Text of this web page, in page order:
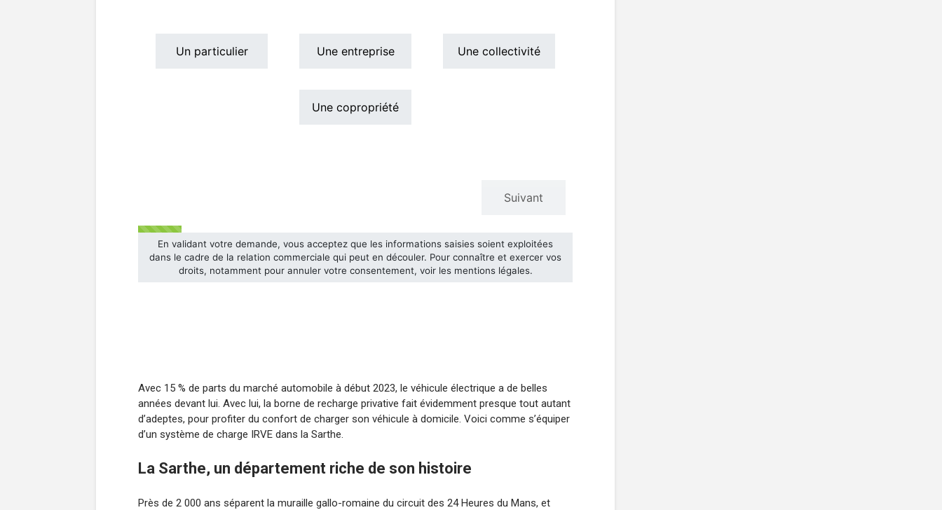
Avec 15 % de parts du marché automobile à début 2023, le véhicule électrique a de belles
années devant lui. Avec lui, la borne de recharge privative fait évidemment presque tout autant
d’adeptes, pour profiter du confort de charger son véhicule à domicile. Voici comme s’équiper
d’un système de charge IRVE dans la Sarthe.
La Sarthe, un département riche de son histoire
Près de 2 000 ans séparent la muraille gallo-romaine du circuit des 24 Heures du Mans, et